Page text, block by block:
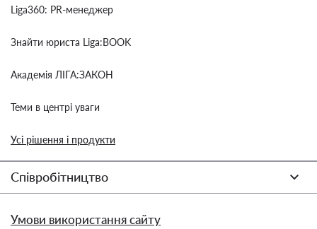
Liga360: PR-менеджер
Знайти юриста Liga:BOOK
Академія ЛІГА:ЗАКОН
Теми в центрі уваги
Усі рішення і продукти
Співробітництво
Умови використання сайту